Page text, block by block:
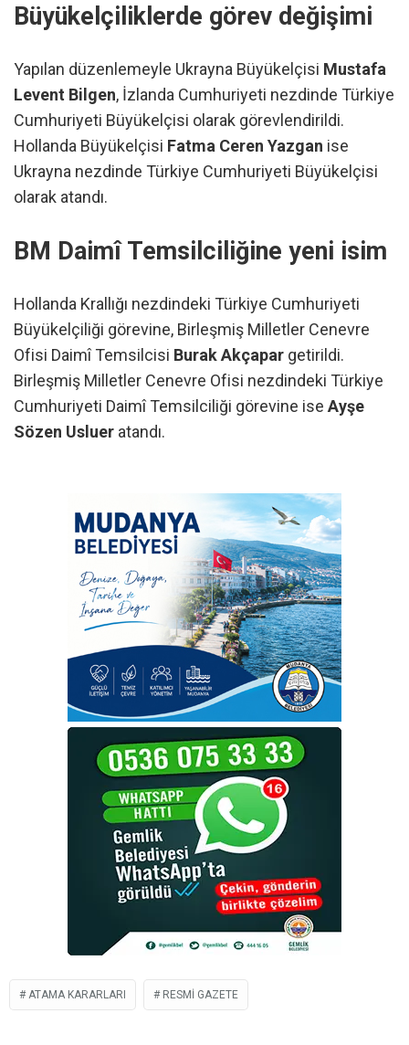
Büyükelçiliklerde görev değişimi
Yapılan düzenlemeyle Ukrayna Büyükelçisi Mustafa
Levent Bilgen, İzlanda Cumhuriyeti nezdinde Türkiye
Cumhuriyeti Büyükelçisi olarak görevlendirildi.
Hollanda Büyükelçisi Fatma Ceren Yazgan ise
Ukrayna nezdinde Türkiye Cumhuriyeti Büyükelçisi
olarak atandı.
BM Daimî Temsilciliğine yeni isim
Hollanda Krallığı nezdindeki Türkiye Cumhuriyeti
Büyükelçiliği görevine, Birleşmiş Milletler Cenevre
Ofisi Daimî Temsilcisi Burak Akçapar getirildi.
Birleşmiş Milletler Cenevre Ofisi nezdindeki Türkiye
Cumhuriyeti Daimî Temsilciliği görevine ise Ayşe
Sözen Usluer atandı.
ATAMA KARARLARI RESMI GAZETE